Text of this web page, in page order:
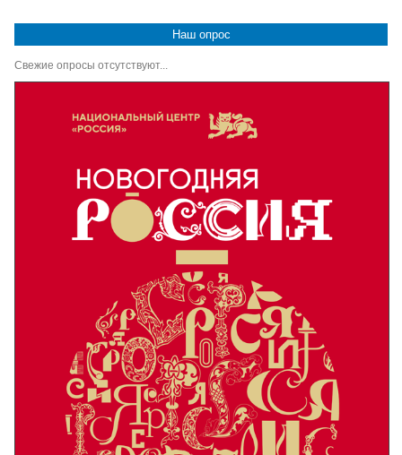
Наш опрос
Свежие опросы отсутствуют...